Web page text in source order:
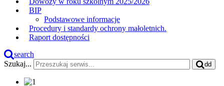
BIP
Podstawowe informacje
Procedury i standardy ochrony małoletnich.
Raport dostępności
search
Szukaj...
dd